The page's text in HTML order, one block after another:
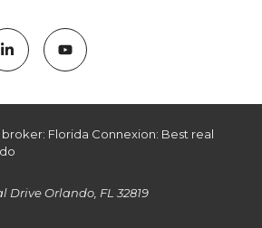
Drive Orlando, FL 32819